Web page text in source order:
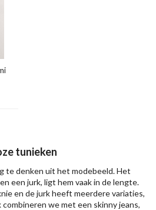
tunieken
te denken uit het modebeeld. Het
een jurk, ligt hem vaak in de lengte.
en de jurk heeft meerdere variaties,
we met een skinny jeans,